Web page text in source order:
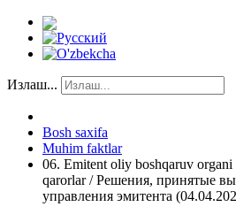
Излаш...
Bosh saxifa
Muhim faktlar
06. Emitent oliy boshqaruv
qarorlar / Решения, принятые
управления эмитента